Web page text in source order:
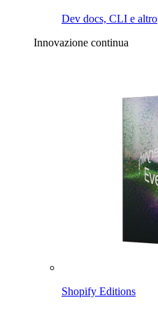
Dev docs, CLI e altro
Innovazione continua
Shopify Editions